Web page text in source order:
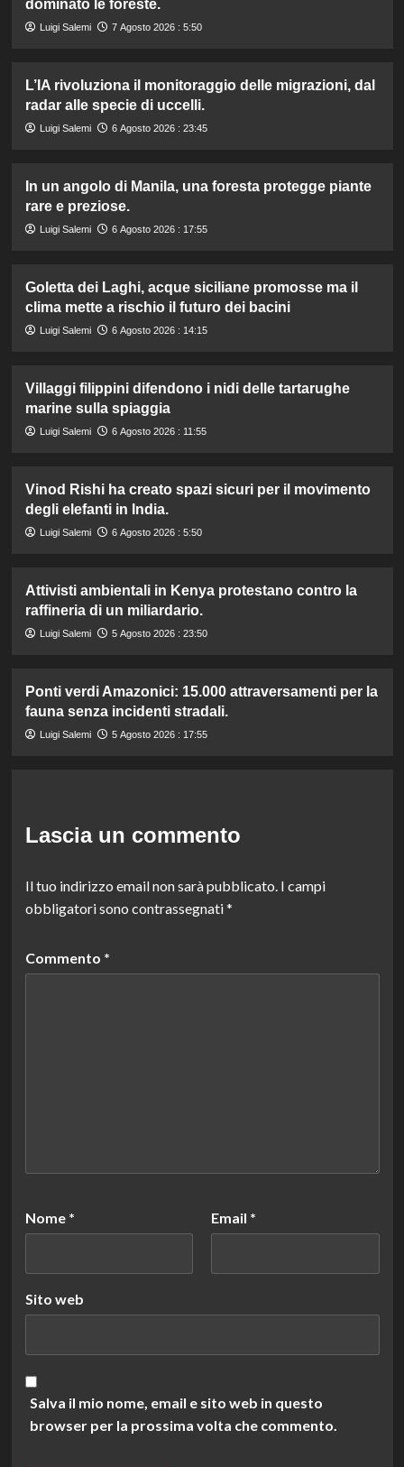
dominato le foreste.
Luigi Salemi 7 Agosto 2026 : 5:50
L’IA rivoluziona il monitoraggio delle migrazioni, dal
radar alle specie di uccelli.
Luigi Salemi 6 Agosto 2026 : 23:45
In un angolo di Manila, una foresta protegge piante
rare e preziose.
Luigi Salemi 6 Agosto 2026 : 17:55
Goletta dei Laghi, acque siciliane promosse ma il
clima mette a rischio il futuro dei bacini
Luigi Salemi 6 Agosto 2026 : 14:15
Villaggi filippini difendono i nidi delle tartarughe
marine sulla spiaggia
Luigi Salemi 6 Agosto 2026 : 11:55
Vinod Rishi ha creato spazi sicuri per il movimento
degli elefanti in India.
Luigi Salemi 6 Agosto 2026 : 5:50
Attivisti ambientali in Kenya protestano contro la
raffineria di un miliardario.
Luigi Salemi 5 Agosto 2026 : 23:50
Ponti verdi Amazonici: 15.000 attraversamenti per la
fauna senza incidenti stradali.
Luigi Salemi 5 Agosto 2026 : 17:55
Lascia un commento
Il tuo indirizzo email non sarà pubblicato. I campi
obbligatori sono contrassegnati*
Commento *
Nome * Email *
Sito web
Salva il mio nome, email e sito web in questo
browser per la prossima volta che commento.